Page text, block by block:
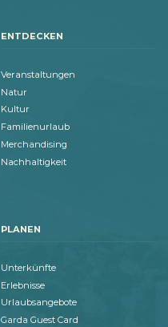
ENTDECKEN
Veranstaltungen
Natur
Kultur
Familienurlaub
Merchandising
Nachhaltigkeit
PLANEN
Unterkünfte
Erlebnisse
Urlaubsangebote
Garda Guest Card